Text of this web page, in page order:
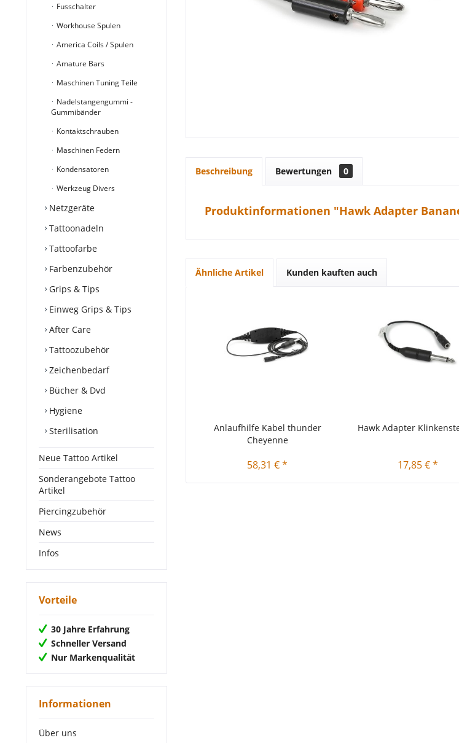
Fusschalter
Workhouse Spulen
America Coils / Spulen
Amature Bars
Maschinen Tuning Teile
Nadelstangengummi -
Gummibänder
Kontaktschrauben
Maschinen Federn
Kondensatoren
Werkzeug Divers
Netzgeräte
Tattoonadeln
Tattoofarbe
Farbenzubehör
Grips & Tips
Einweg Grips & Tips
After Care
Tattoozubehör
Zeichenbedarf
Bücher & Dvd
Hygiene
Sterilisation
Neue Tattoo Artikel
Sonderangebote Tattoo
Artikel
Piercingzubehör
News
Infos
Vorteile
30 Jahre Erfahrung
Schneller Versand
Nur Markenqualität
Informationen
Über uns
Beschreibung Bewertungen 0
Produktinformationen "Hawk Adapter
Ähnliche Artikel Kunden kauften auch
Anlaufhilfe Kabel thunder
Cheyenne
58,31 € *
Hawk Adapter
17,85 € *